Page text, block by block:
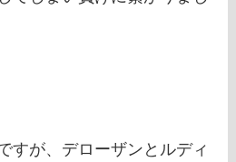
すが、デローザンとルディ